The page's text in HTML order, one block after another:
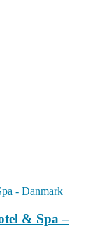
& Spa –